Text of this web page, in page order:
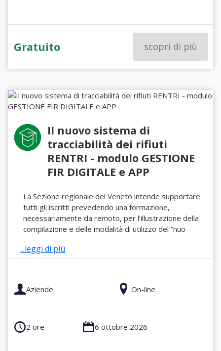
Gratuito scopri di più
Il nuovo sistema di
tracciabilità dei rifiuti
RENTRI - modulo GESTIONE
FIR DIGITALE e APP
La Sezione regionale del Veneto intende supportare
tutti gli iscritti prevedendo una formazione,
necessariamente da remoto, per l’illustrazione della
compilazione e delle modalità di utilizzo del “nuo
...leggi di più
Aziende On-line
2 ore 6 ottobre 2026